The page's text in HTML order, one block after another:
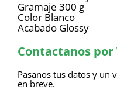
Gramaje 300 g
Color Blanco
Acabado Glossy
Contactanos
Pasanos tus datos y un
en breve.